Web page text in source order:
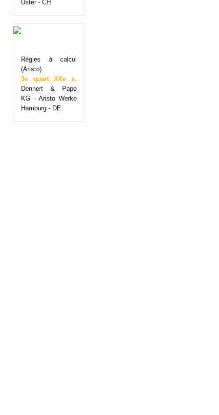
Uster - CH
Règles à calcul
(Aristo)
3e quart XXe s.
Dennert & Pape
KG - Aristo Werke
Hamburg - DE